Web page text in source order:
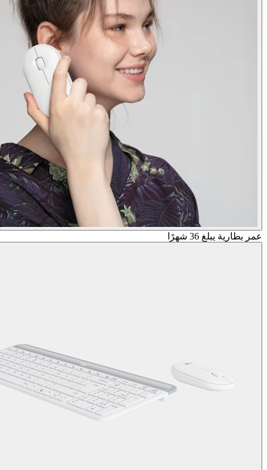
عمر بطارية يبلغ 36 شهرًا